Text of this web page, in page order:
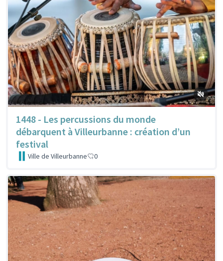
1448 - Les percussions du monde
débarquent à Villeurbanne : création d’un
festival
Ville de Villeurbanne 0